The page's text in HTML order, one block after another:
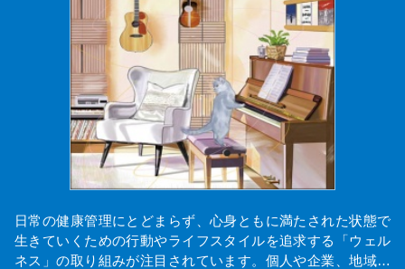
日常の健康管理にとどまらず、心身ともに満たされた状態で
生きていくための行動やライフスタイルを追求する「ウェル
ネス」の取り組みが注目されています。個人や企業、地域…